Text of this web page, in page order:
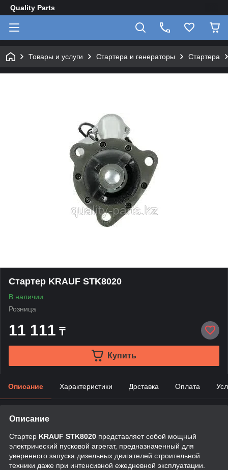
Quality Parts
Товары и услуги Стартера и генераторы Стартера
Стартер KRAUF STK8020
В наличии
Розница
11 111 ₸
Купить
Описание Характеристики Доставка Оплата
Описание
Стартер KRAUF STK8020 представляет собой мощный
электрический пусковой агрегат, предназначенный для
уверенного запуска дизельных двигателей строительной
техники даже при интенсивной ежедневной эксплуатации.